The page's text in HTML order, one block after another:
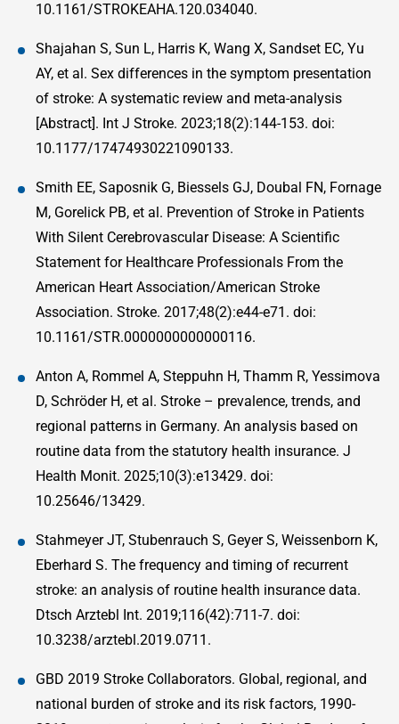
10.1161/STROKEAHA.120.034040.
Shajahan S, Sun L, Harris K, Wang X, Sandset EC, Yu
AY, et al. Sex differences in the symptom presentation
of stroke: A systematic review and meta-analysis
[Abstract]. Int J Stroke. 2023;18(2):144-153. doi:
10.1177/17474930221090133.
Smith EE, Saposnik G, Biessels GJ, Doubal FN, Fornage
M, Gorelick PB, et al. Prevention of Stroke in Patients
With Silent Cerebrovascular Disease: A Scientific
Statement for Healthcare Professionals From the
American Heart Association/American Stroke
Association. Stroke. 2017;48(2):e44-e71. doi:
10.1161/STR.0000000000000116.
Anton A, Rommel A, Steppuhn H, Thamm R, Yessimova
D, Schröder H, et al. Stroke – prevalence, trends, and
regional patterns in Germany. An analysis based on
routine data from the statutory health insurance. J
Health Monit. 2025;10(3):e13429. doi:
10.25646/13429.
Stahmeyer JT, Stubenrauch S, Geyer S, Weissenborn K,
Eberhard S. The frequency and timing of recurrent
stroke: an analysis of routine health insurance data.
Dtsch Arztebl Int. 2019;116(42):711-7. doi:
10.3238/arztebl.2019.0711.
GBD 2019 Stroke Collaborators. Global, regional, and
national burden of stroke and its risk factors, 1990-